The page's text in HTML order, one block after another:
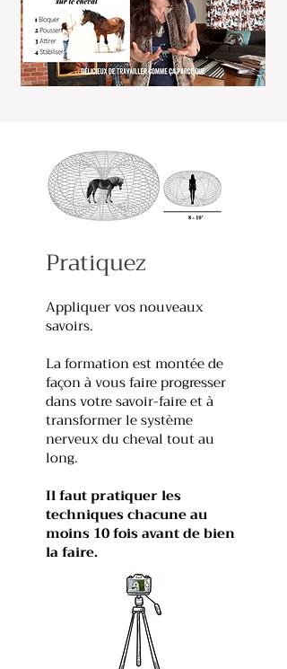
Pratiquez
Appliquer vos nouveaux
savoirs.
La formation est montée de
façon à vous faire progresser
dans votre savoir-faire et à
transformer le système
nerveux du cheval tout au
long.
Il faut pratiquer les
techniques chacune au
moins 10 fois avant de bien
la faire.